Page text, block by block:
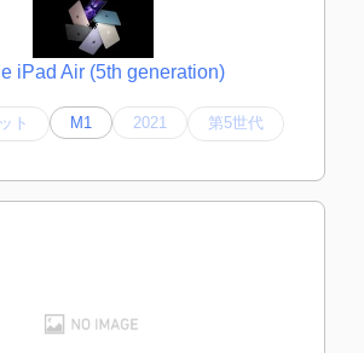
iPad Air (5th generation)
ト M1 2021 第5世代